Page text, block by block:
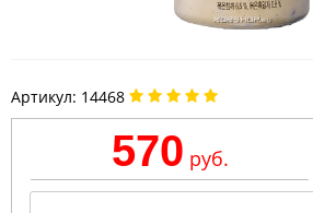
Артикул: 14468
570 руб.